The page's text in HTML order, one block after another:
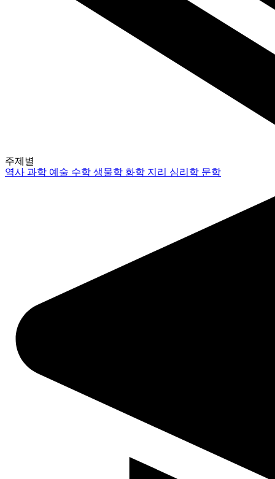
주제별
역사과학 예술 수학생물학 화학 지리 심리학 문학